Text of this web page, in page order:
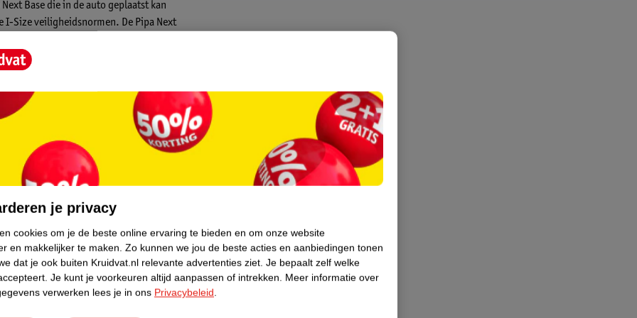
Base die in de auto geplaatst kan
I-Size veiligheidsnormen. De Pipa Next
genomen worden. De autostoel weegt
kindje veilig vast zit. Er zit een babyinleg in
je kleintje groter is geworden kan de inleg
de autostoel zijn 40 tot 83 cm. De
in de auto gezet worden.
gordels. De hoofdsteun is
één hand verstellen.
kan met de adapters bevestigd
je privacy
cookies om je de beste online ervaring te bieden en om onze website
en makkelijker te maken. Zo kunnen we jou de beste acties en aanbiedingen tonen
dat je ook buiten Kruidvat.nl relevante advertenties ziet. Je bepaalt zelf welke
Je kunt je voorkeuren altijd aanpassen of intrekken. Meer informatie over
verwerken lees je in ons Privacybeleid.